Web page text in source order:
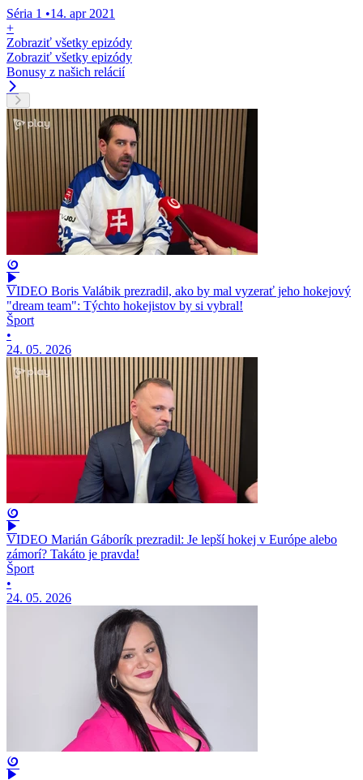
Séria 1 •14. apr 2021
+
Zobraziť všetky epizódy
Zobraziť všetky epizódy
Bonusy z našich relácií
VIDEO Boris Valábik prezradil, ako by mal vyzerať jeho hokejový
"dream team": Týchto hokejistov by si vybral!
Šport
•
24. 05. 2026
VIDEO Marián Gáborík prezradil: Je lepší hokej v Európe alebo
zámorí? Takáto je pravda!
Šport
•
24. 05. 2026